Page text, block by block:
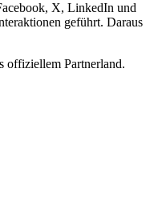
X, LinkedIn und
geführt. Daraus
offiziellem Partnerland.